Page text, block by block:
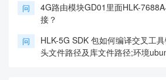
问
4G路由模块GD01里面HLK-
接？
问
HLK-5G SDK 包如何编译交叉工
头文件路径及库文件路径;环境